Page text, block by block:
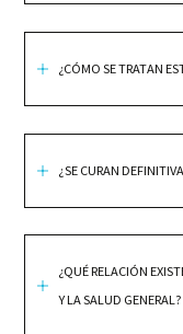
¿CÓMO SE TRATAN
¿SE CURAN
¿QUÉ RELACIÓN
Y LA SALUD GENERAL?